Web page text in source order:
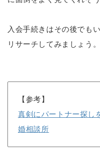
入会手続きはその後でも
リサーチしてみましょう
【参考】
真剣にパートナー探し
婚相談所